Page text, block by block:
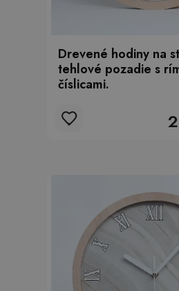
Drevené hodiny na
tehlové pozadie s
číslicami.